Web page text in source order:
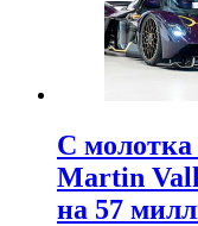
С молотка
Martin
на 57